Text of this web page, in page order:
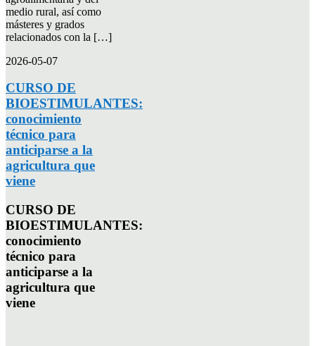
medio rural, así como
másteres y grados
relacionados con la […]
2026-05-07
CURSO DE
BIOESTIMULANTES:
conocimiento
técnico para
anticiparse a la
agricultura que
viene
CURSO DE
BIOESTIMULANTES:
conocimiento
técnico para
anticiparse a la
agricultura que
viene